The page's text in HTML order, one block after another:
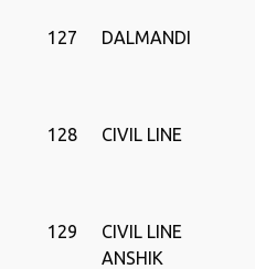
127 DALMANDI
128 CIVIL LINE
129
CIVIL LINE
ANSHIK